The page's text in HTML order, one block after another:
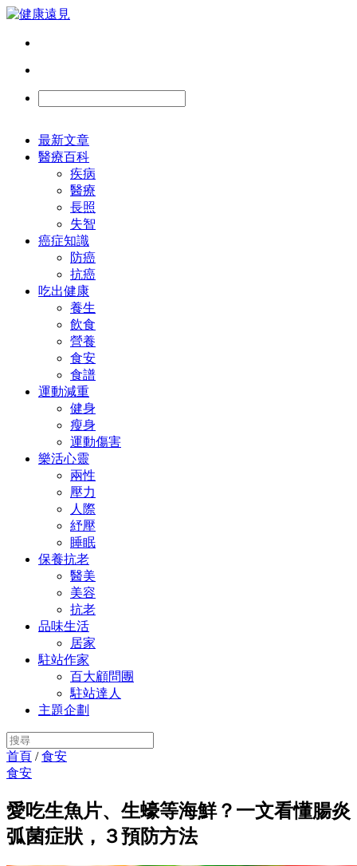
最新文章
醫療百科
疾病
醫療
長照
失智
癌症知識
防癌
抗癌
吃出健康
養生
飲食
營養
食安
食譜
運動減重
健身
瘦身
運動傷害
樂活心靈
兩性
壓力
人際
紓壓
睡眠
保養抗老
醫美
美容
抗老
品味生活
居家
駐站作家
百大顧問團
駐站達人
主題企劃
首頁 /食安
食安
愛吃生魚片、生蠔等海鮮？一文看懂腸炎
弧菌症狀，３預防方法